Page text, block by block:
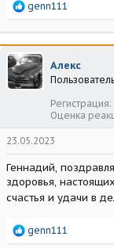
Р
а
к
ц
и
и
genn111
Алекс
Регистрация
Оценка
23.05.2023
Геннадий,
здоровья,
счастья и удачи в
Р
genn111